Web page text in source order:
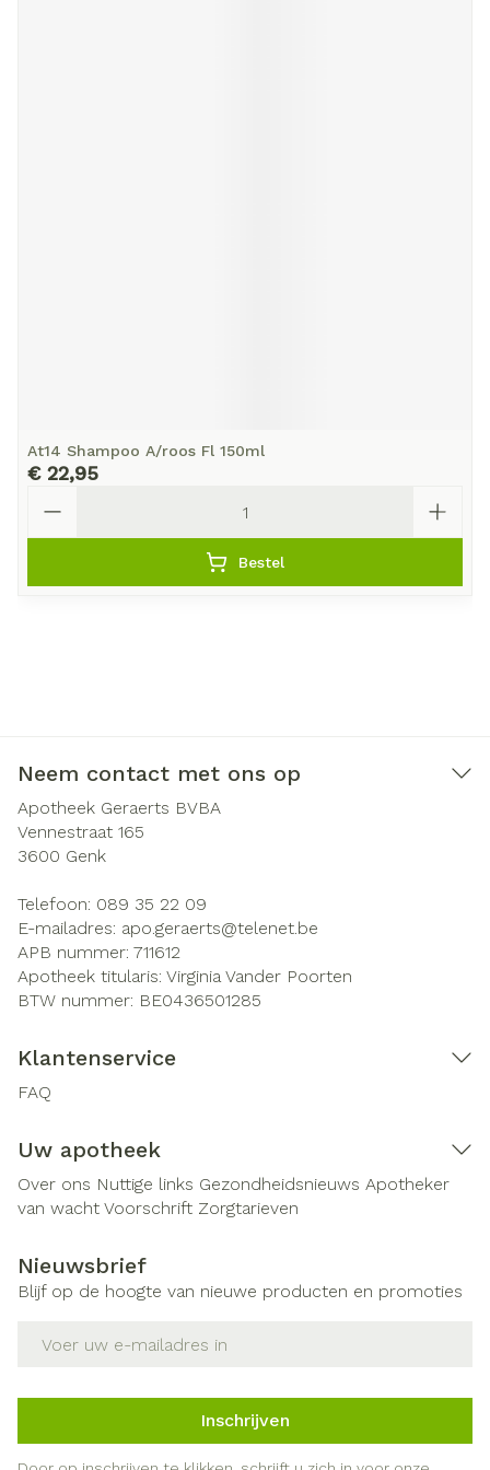
At14 Shampoo A/roos Fl 150ml
€ 22,95
Bestel
Neem contact met ons op
Apotheek Geraerts BVBA
Vennestraat 165
3600 Genk
Telefoon: 089 35 22 09
E-mailadres: apo.geraerts@telenet.be
APB nummer: 711612
Apotheek titularis: Virginia Vander Poorten
BTW nummer: BE0436501285
Klantenservice
FAQ
Uw apotheek
Over ons Nuttige links Gezondheidsnieuws Apotheker
van wacht Voorschrift Zorgtarieven
Nieuwsbrief
Blijf op de hoogte van nieuwe producten en promoties
Inschrijven